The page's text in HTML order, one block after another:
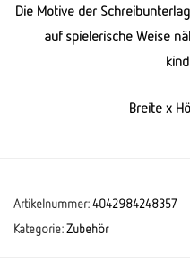
Die Motive der
auf spielerische Weise
Breite x
Artikelnummer:4042984248357
Kategorie:Zubehör